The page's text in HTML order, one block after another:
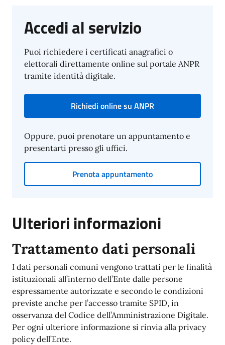
Accedi al servizio
Puoi richiedere i certificati anagrafici o
elettorali direttamente online sul portale ANPR
tramite identità digitale.
Richiedi online su ANPR
Oppure, puoi prenotare un appuntamento e
presentarti presso gli uffici.
Prenota appuntamento
Ulteriori informazioni
Trattamento dati personali
I dati personali comuni vengono trattati per le finalità
istituzionali all’interno dell’Ente dalle persone
espressamente autorizzate e secondo le condizioni
previste anche per l’accesso tramite SPID, in
osservanza del Codice dell’Amministrazione Digitale.
Per ogni ulteriore informazione si rinvia alla privacy
policy dell’Ente.